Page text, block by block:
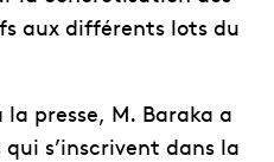
aux différents lots du
presse, M. Baraka a
s’inscrivent dans la